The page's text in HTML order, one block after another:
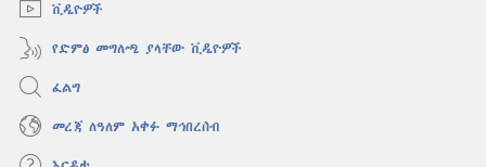
ቪዲዮዎች
የድምፅ መግለጫ ያላቸው ቪዲዮዎች
ፈልግ
መረጃ ለዓለም አቀፉ ማኅበረሰብ